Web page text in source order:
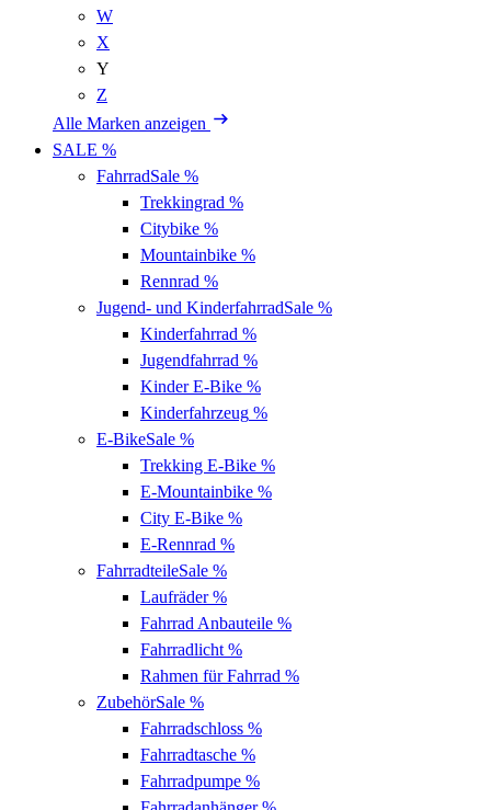
W
X
Y
Z
Alle Marken anzeigen
SALE %
FahrradSale %
Trekkingrad %
Citybike %
Mountainbike %
Rennrad %
Jugend- und KinderfahrradSale %
Kinderfahrrad %
Jugendfahrrad %
Kinder E-Bike %
Kinderfahrzeug %
E-BikeSale %
Trekking E-Bike %
E-Mountainbike %
City E-Bike %
E-Rennrad %
FahrradteileSale %
Laufräder%
Fahrrad Anbauteile %
Fahrradlicht %
Rahmen für Fahrrad %
ZubehörSale %
Fahrradschloss %
Fahrradtasche %
Fahrradpumpe %